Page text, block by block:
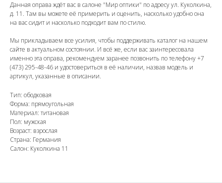
Данная оправа ждёт вас в салоне "Мир оптики" по адресу ул. Куколкина,
д. 11. Там вы можете её примерить и оценить, насколько удобно она
на вас сидит и насколько подходит вам по стилю.
Мы прикладываем все усилия, чтобы поддерживать каталог на нашем
сайте в актуальном состоянии. И всё же, если вас заинтересовала
именно эта оправа, рекомендуем заранее позвонить по телефону+7
(473) 295-48-46 и удостовериться в её наличии, назвав модель и
артикул, указанные в описании.
Тип: ободковая
Форма: прямоугольная
Материал: титановая
Пол: мужская
Возраст: взрослая
Страна: Германия
Салон: Куколкина 11